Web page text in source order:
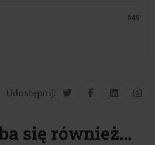
845
Udostępnij:
się również…